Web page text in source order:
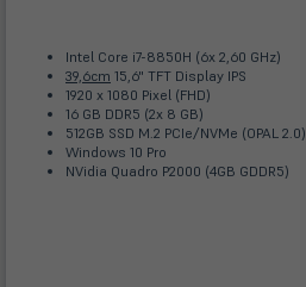
Intel Core i7-8850H (6x 2,60 GHz)
39,6cm 15,6" TFT Display IPS
1920 x 1080 Pixel (FHD)
16 GB DDR5 (2x 8 GB)
512GB SSD M.2 PCIe/NVMe (OPAL 2.0)
Windows 10 Pro
NVidia Quadro P2000 (4GB GDDR5)